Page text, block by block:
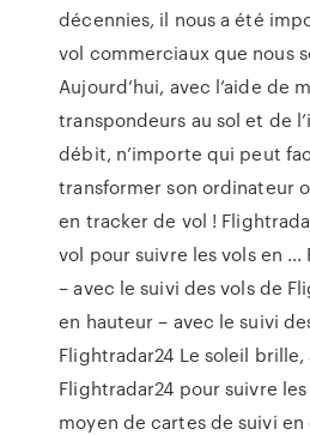
décennies, il nous a été
vol commerciaux que nous
Aujourd’hui, avec l’aide de
transpondeurs au sol et de
débit, n’importe qui peut
transformer son ordinateur
en tracker de vol !
vol pour suivre les vols en ...
– avec le suivi des vols de
en hauteur – avec le suivi
Flightradar24 Le soleil
Flightradar24 pour suivre
moyen de cartes de suivi